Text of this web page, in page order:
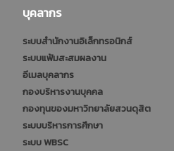
บุคลากร
ระบบสำนักงานอิเล็กทรอนิกส์
ระบบแฟ้มสะสมผลงาน
อีเมลบุคลากร
กองบริหารงานบุคคล
กองทุนของมหาวิทยาลัยสวนดุสิต
ระบบบริหารการศึกษา
ระบบ WBSC